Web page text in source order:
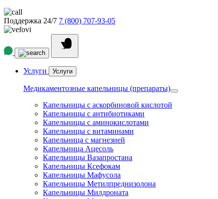
Поддержка 24/7 7 (800) 707-93-05
Услуги Услуги
Медикаментозные капельницы (препараты)
Капельницы с аскорбиновой кислотой
Капельницы с антибиотиками
Капельницы с аминокислотами
Капельницы с витаминами
Капельница с магнезией
Капельница Ацесоль
Капельницы Вазапростана
Капельницы Ксефокам
Капельницы Мафусола
Капельницы Метилпреднизолона
Капельницы Милдроната